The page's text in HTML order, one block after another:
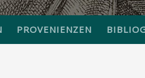
PROVENIENZEN